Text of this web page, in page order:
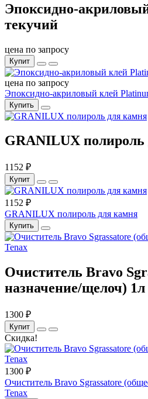
Эпоксидно-
текучий
цена по запросу
Купит
цена по запросу
Эпоксидно-акриловый клей
Купить
GRANILUX полироль
1152 ₽
Купит
1152 ₽
GRANILUX полироль для камня
Купить
Очиститель Bravo
назначение/щелоч) 1л
1300 ₽
Купит
Скидка!
1300 ₽
Очиститель Bravo Sgrassatore
Tenax